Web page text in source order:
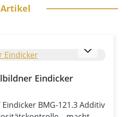
Eindicker
BMG‑121.3 Additiv